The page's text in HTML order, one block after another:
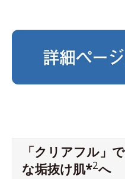
「クリアフル」
な垢抜け肌*2へ